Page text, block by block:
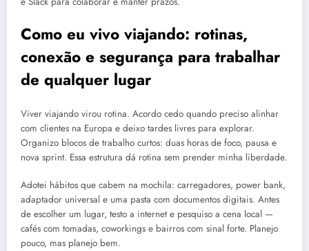
Como eu vivo viajando: rotinas,
conexão e segurança para trabalhar
de qualquer lugar
Viver viajando virou rotina. Acordo cedo quando preciso alinhar
com clientes na Europa e deixo tardes livres para explorar.
Organizo blocos de trabalho curtos: duas horas de foco, pausa e
nova sprint. Essa estrutura dá rotina sem prender minha liberdade.
Adotei hábitos que cabem na mochila: carregadores, power bank,
adaptador universal e uma pasta com documentos digitais. Antes
de escolher um lugar, testo a internet e pesquiso a cena local —
cafés com tomadas, coworkings e bairros com sinal forte. Planejo
pouco, mas planejo bem.